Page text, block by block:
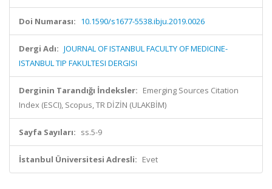
Doi Numarası: 10.1590/s1677-5538.ibju.2019.0026
Dergi Adı: JOURNAL OF ISTANBUL FACULTY OF MEDICINE-
ISTANBUL TIP FAKULTESI DERGISI
Derginin Tarandığı İndeksler: Emerging Sources Citation
Index (ESCI), Scopus, TR DİZİN (ULAKBİM)
Sayfa Sayıları: ss.5-9
İstanbul Üniversitesi Adresli: Evet